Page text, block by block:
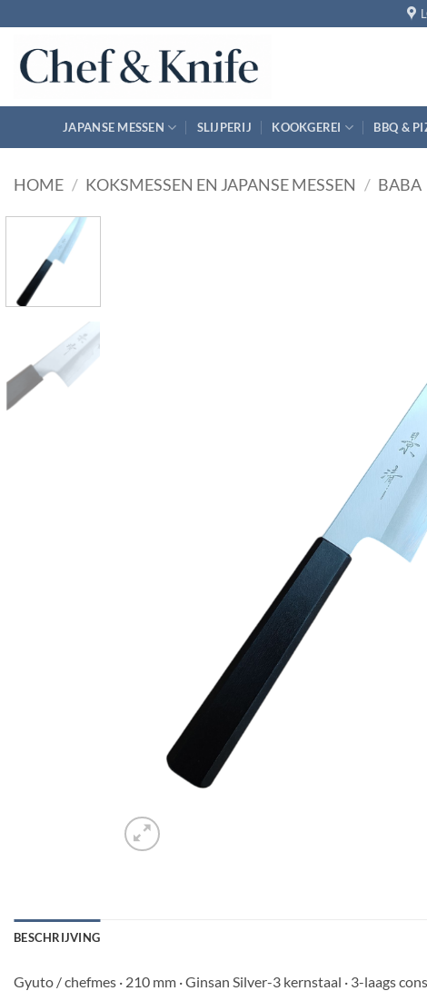
naar
inhoud
JAPANSE MESSEN SLIJPERIJ KOOKGEREI BBQ &
HOME / KOKSMESSEN EN JAPANSE MESSEN / BABA
BESCHRIJVING
Gyuto / chefmes · 210 mm · Ginsan Silver-3 kernstaal · 3-laags